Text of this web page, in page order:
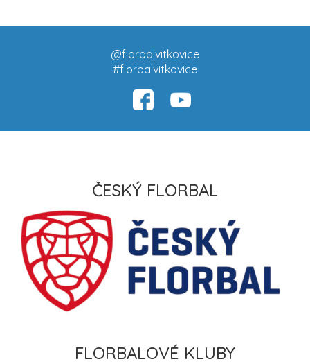
@florbalvitkovice
#florbalvitkovice
ČESKÝ FLORBAL
FLORBALOVÉ KLUBY